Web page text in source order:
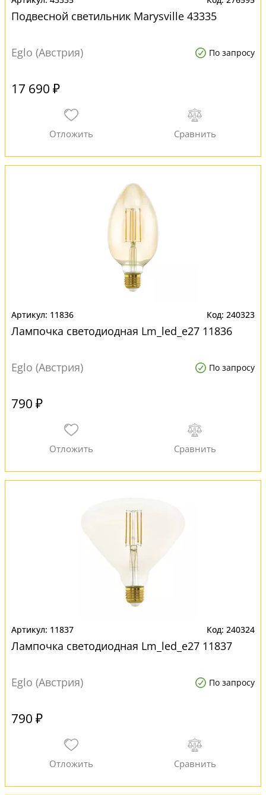
Подвесной светильник Marysville 43335
Eglo (Австрия) По запросу
17 690 ₽
11836 240323
Лампочка светодиодная Lm_led_e27 11836
Eglo (Австрия) По запросу
790 ₽
11837 240324
Лампочка светодиодная Lm_led_e27 11837
Eglo (Австрия) По запросу
790 ₽